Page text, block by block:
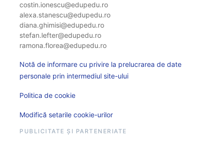
costin.ionescu@edupedu.ro
alexa.stanescu@edupedu.ro
diana.ghimisi@edupedu.ro
stefan.lefter@edupedu.ro
ramona.florea@edupedu.ro
Notă de informare cu privire la prelucrarea de date
personale prin intermediul site-ului
Politica de cookie
Modifică setarile cookie-urilor
PUBLICITATE ȘI PARTENERIATE